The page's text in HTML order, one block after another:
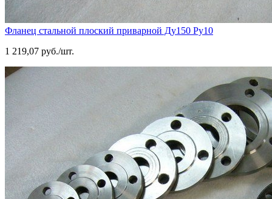
Фланец стальной плоский приварной Ду150 Ру10
1 219,07 руб./шт.